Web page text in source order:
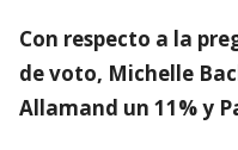
Con respecto a la
de voto, Michelle
Allamand un 11% y